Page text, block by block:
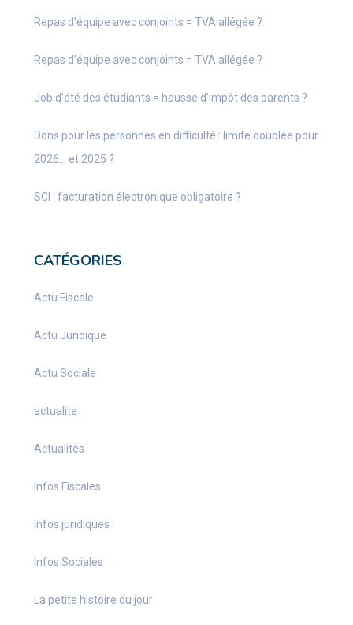
Repas d’équipe avec conjoints = TVA allégée ?
Repas d’équipe avec conjoints = TVA allégée ?
Job d’été des étudiants = hausse d’impôt des parents ?
Dons pour les personnes en difficulté : limite doublée pour
2026… et 2025 ?
SCI : facturation électronique obligatoire ?
CATÉGORIES
Actu Fiscale
Actu Juridique
Actu Sociale
actualite
Actualités
Infos Fiscales
Infos juridiques
Infos Sociales
La petite histoire du jour